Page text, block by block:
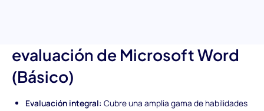
evaluación de Microsoft Word
(Básico)
Evaluación integral: Cubre una amplia gama de habilidades